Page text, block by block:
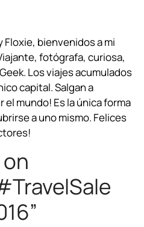
e
a
d
s
k
e
d
i
l
Floxie, bienvenidos a mi
fotógrafa, curiosa,
Los viajes acumulados
capital. Salgan a
el mundo! Es la única forma
a uno mismo. Felices